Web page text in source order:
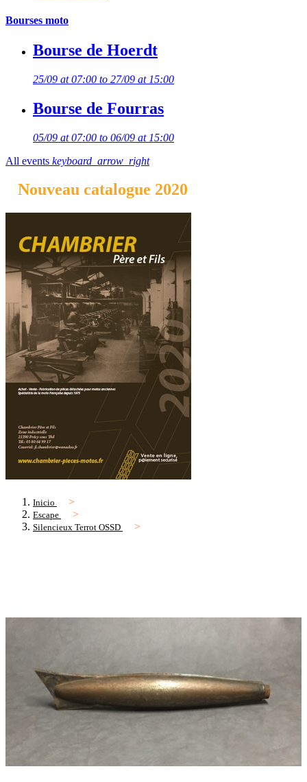
Bourses moto
Bourse de Hoerdt
25/09 at 07:00 to 27/09 at 15:00
Bourse de Fourras
05/09 at 07:00 to 06/09 at 15:00
All events keyboard_arrow_right
Nouveau catalogue 2020
Inicio
Escape
Silencieux Terrot OSSD